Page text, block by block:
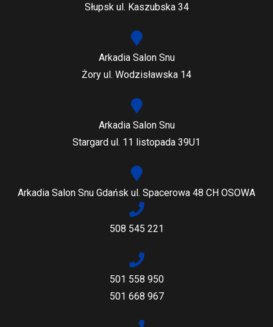
Słupsk ul. Kaszubska 34
Arkadia Salon Snu
Żory ul. Wodzisławska 14
Arkadia Salon Snu
Stargard ul. 11 listopada 39U1
Arkadia Salon Snu Gdańsk ul. Spacerowa 48 CH OSOWA
508 545 221
501 558 950
501 668 967